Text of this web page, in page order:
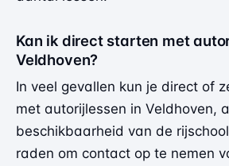
Kan ik direct starten met
Veldhoven?
In veel gevallen kun je direct of
met autorijlessen in Veldhoven,
beschikbaarheid van de
raden om contact op te nemen